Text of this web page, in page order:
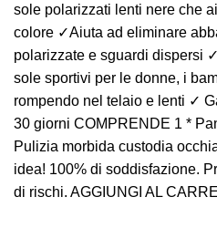
sole polarizzati lenti nere che
colore ✓Aiuta ad eliminare
polarizzate e sguardi dispersi
sole sportivi per le donne, i
rompendo nel telaio e lenti ✓
30 giorni COMPRENDE 1 *
Pulizia morbida custodia
idea! 100% di soddisfazione.
di rischi. AGGIUNGI AL